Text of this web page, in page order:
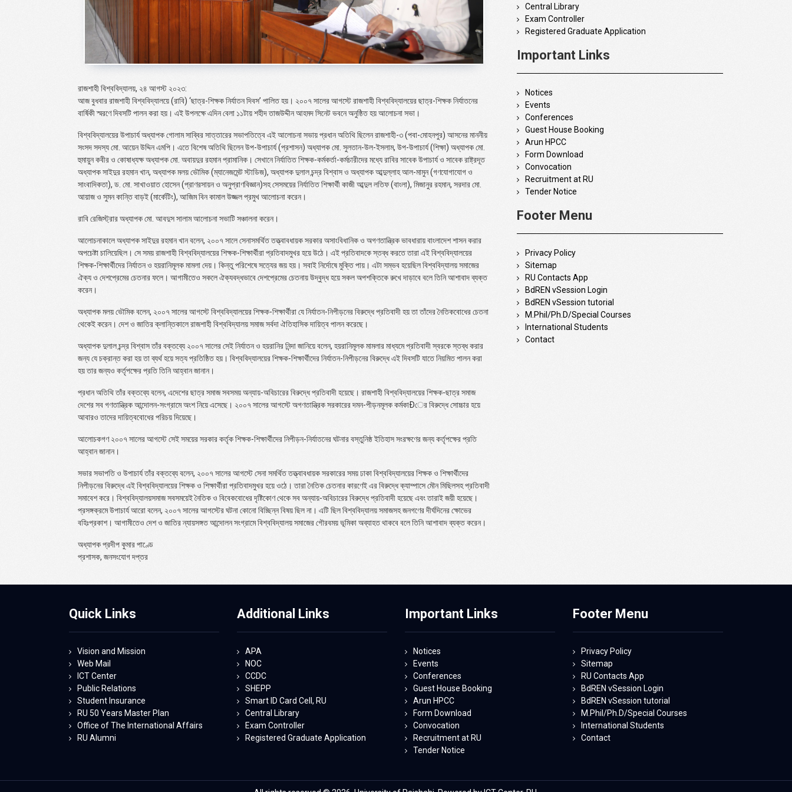
রাজশাহী বিশ্ববিদ্যালয়, ২৪ আগস্ট ২০২৩:
আজ বুধবার রাজশাহী বিশ্ববিদ্যালয়ে (রাবি) ‘ছাত্র-শিক্ষক নির্যাতন দিবস’ পালিত হয়। ২০০৭ সালের আগস্টে রাজশাহী বিশ্ববিদ্যালয়ের ছাত্র-শিক্ষক নির্যাতনের
বার্ষিকী স্মরণে দিবসটি পালন করা হয়। এই উপলক্ষে এদিন বেলা ১১টায় শহীদ তাজউদ্দীন আহমদ সিনেট ভবনে অনুষ্ঠিত হয় আলোচনা সভা।
বিশ্ববিদ্যালয়ের উপাচার্য অধ্যাপক গোলাম সাব্বির সাত্তারের সভাপতিত্বে এই আলোচনা সভায় প্রধান অতিথি ছিলেন রাজশাহী-৩ (পবা-মোহনপুর) আসনের মাননীয়
সংসদ সদস্য মো. আয়েন উদ্দিন এমপি। এতে বিশেষ অতিথি ছিলেন উপ-উপাচার্য (প্রশাসন) অধ্যাপক মো. সুলতান-উল-ইসলাম, উপ-উপাচার্য (শিক্ষা) অধ্যাপক মো.
হুমায়ুন কবীর ও কোষাধ্যক্ষ অধ্যাপক মো. অবায়দুর রহমান প্রামানিক। সেখানে নির্যাতিত শিক্ষক-কর্মকর্তা-কর্মচারীদের মধ্যে রাবির সাবেক উপাচার্য ও সাবেক রাষ্ট্রদূত
অধ্যাপক সাইদুর রহমান খান, অধ্যাপক মলয় ভৌমিক (ম্যানেজমেন্ট স্টাডিজ), অধ্যাপক দুলাল চন্দ্র বিশ্বাস ও অধ্যাপক আব্দুল্লাহ আল-মামুন (গণযোগাযোগ ও
সাংবাদিকতা), ড. মো. সাখাওয়াত হোসেন (প্রাণরসায়ন ও অনুপ্রাণবিজ্ঞান)সহ সেসময়ের নির্যাতিত শিক্ষার্থী কাজী আব্দুল লতিফ (বাংলা), মিজানুর রহমান, সরদার মো.
আয়াজ ও সুমন কান্তি বাড়ই (মার্কেটিং), আজিম বিন কামাল উজ্জল প্রমুখ আলোচনা করেন।
রাবি রেজিস্ট্রার অধ্যাপক মো. আবদুস সালাম আলোচনা সভাটি সঞ্চালনা করেন।
আলোচনাকালে অধ্যাপক সাইদুর রহমান খান বলেন, ২০০৭ সালে সেনাসমর্থিত তত্ত্বাবধায়ক সরকার অসাংবিধানিক ও অগণতান্ত্রিক ভাবধারায় বাংলাদেশ শাসন করার
অপচেষ্টা চালিয়েছিল। সে সময় রাজশাহী বিশ্ববিদ্যালয়ের শিক্ষক-শিক্ষার্থীরা প্রতিবাদমুখর হয়ে উঠে। এই প্রতিবাদকে স্তব্ধ করতে তারা এই বিশ্ববিদ্যালয়ের
শিক্ষক-শিক্ষার্থীদের নির্যাতন ও হয়রানিমূলক মামলা দেয়। কিন্তু পরিশেষে সত্যের জয় হয়। সবাই নির্দোষে মুক্তি পায়। এটা সম্ভব হয়েছিল বিশ্ববিদ্যালয় সমাজের
ঐক্য ও দেশপ্রেমের চেতনার ফলে। আগামীতেও সকলে ঐক্যবদ্ধভাবে দেশপ্রেমের চেতনায় উদ্বুদ্ধ হয়ে সকল অপশক্তিকে রুখে দাড়াবে বলে তিনি আশাবাদ ব্যক্ত
করেন।
অধ্যাপক মলয় ভৌমিক বলেন, ২০০৭ সালের আগস্টে বিশ্ববিদ্যালয়ের শিক্ষক-শিক্ষার্থীরা যে নির্যাতন-নিপীড়নের বিরুদ্ধে প্রতিবাদী হয় তা তাঁদের নৈতিকবোধের চেতনা
থেকেই করেন। দেশ ও জাতির ক্লান্তিকালে রাজশাহী বিশ্ববিদ্যালয় সমাজ সর্বদা ঐতিহাসিক দায়িত্ব পালন করেছে।
অধ্যাপক দুলাল চন্দ্র বিশ্বাস তাঁর বক্তব্যে ২০০৭ সালের সেই নির্যাতন ও হয়রানির নিন্দা জানিয়ে বলেন, হয়রানিমূলক মামলার মাধ্যমে প্রতিবাদী স্বরকে স্তব্ধ করার
জন্য যে চক্রান্ত করা হয় তা ব্যর্থ হয়ে সত্য প্রতিষ্ঠিত হয়। বিশ্ববিদ্যালয়ের শিক্ষক-শিক্ষার্থীদের নির্যাতন-নিপীড়নের বিরুদ্ধে এই দিবসটি যাতে নিয়মিত পালন করা
হয় তার জন্যও কর্তৃপক্ষের প্রতি তিনি আহ্বান জানান।
প্রধান অতিথি তাঁর বক্তব্যে বলেন, এদেশের ছাত্র সমাজ সবসময় অন্যায়-অবিচারের বিরুদ্ধে প্রতিবাদী হয়েছে। রাজশাহী বিশ্ববিদ্যালয়ের শিক্ষক-ছাত্র সমাজ
দেশের সব গণতান্ত্রিক আন্দোলন-সংগ্রামে অংশ নিয়ে এসেছে। ২০০৭ সালের আগস্টে অগণতান্ত্রিক সরকারের দমন-পীড়নমূলক কর্মকাÐের বিরুদ্ধে সোচ্চার হয়ে
আবারও তাদের দায়িত্ববোধের পরিচয় দিয়েছে।
আলোচকগণ ২০০৭ সালের আগস্টে সেই সময়ের সরকার কর্তৃক শিক্ষক-শিক্ষার্থীদের নিপীড়ন-নির্যাতনের ঘটনার বস্তুনিষ্ঠ ইতিহাস সংরক্ষণের জন্য কর্তৃপক্ষের প্রতি
আহ্বান জানান।
সভার সভাপতি ও উপাচার্য তাঁর বক্তব্যে বলেন, ২০০৭ সালের আগস্টে সেনা সমর্থিত তত্ত্বাবধায়ক সরকারের সময় ঢাকা বিশ্ববিদ্যালয়ের শিক্ষক ও শিক্ষার্থীদের
নিপীড়নের বিরুদ্ধে এই বিশ্ববিদ্যালয়ের শিক্ষক ও শিক্ষার্থীরা প্রতিবাদমুখর হয়ে ওঠে। তারা নৈতিক চেতনার কারণেই এর বিরুদ্ধে ক্যাম্পাসে মৌন মিছিলসহ প্রতিবাদী
সমাবেশ করে। বিশ্ববিদ্যালয়সমাজ সবসময়েই নৈতিক ও বিবেকবোধের দৃষ্টিকোণ থেকে সব অন্যায়-অবিচারের বিরুদ্ধে প্রতিবাদী হয়েছে এবং তারাই জয়ী হয়েছে।
প্রসঙ্গক্রমে উপাচার্য আরো বলেন, ২০০৭ সালের আগস্টের ঘটনা কোনো বিচ্ছিন্ন বিষয় ছিল না। এটি ছিল বিশ্ববিদ্যালয় সমাজসহ জনগণের দীর্ঘদিনের ক্ষোভের
বহিঃপ্রকাশ। আগামীতেও দেশ ও জাতির ন্যায়সঙ্গত আন্দোলন সংগ্রামে বিশ্ববিদ্যালয় সমাজের গৌরবময় ভূমিকা অব্যাহত থাকবে বলে তিনি আশাবাদ ব্যক্ত করেন।
অধ্যাপক প্রদীপ কুমার পাণ্ডে
প্রশাসক, জনসংযোগ দপ্তর
Central Library
Exam Controller
Registered Graduate Application
Important Links
Notices
Events
Conferences
Guest House Booking
Arun HPCC
Form Download
Convocation
Recruitment at RU
Tender Notice
Footer Menu
Privacy Policy
Sitemap
RU Contacts App
BdREN vSession Login
BdREN vSession tutorial
M.Phil/Ph.D/Special Courses
International Students
Contact
Quick Links
Vision and Mission
Web Mail
ICT Center
Public Relations
Student Insurance
RU 50 Years Master Plan
Office of The International Affairs
RU Alumni
Additional Links
APA
NOC
CCDC
SHEPP
Smart ID Card Cell, RU
Central Library
Exam Controller
Registered Graduate Application
Important Links
Notices
Events
Conferences
Guest House Booking
Arun HPCC
Form Download
Convocation
Recruitment at RU
Tender Notice
Footer Menu
Privacy Policy
Sitemap
RU Contacts App
BdREN vSession Login
BdREN vSession tutorial
M.Phil/Ph.D/Special Courses
International Students
Contact